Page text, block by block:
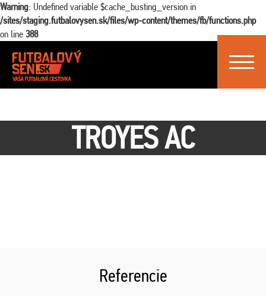
Warning: Undefined variable $cache_busting_version in
/sites/staging.futbalovysen.sk/files/wp-content/themes/fb/functions.php
on line 388
Toggle
TROYES AC
Referencie